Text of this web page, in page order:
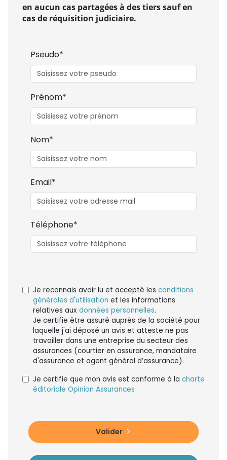
en aucun cas partagées à des tiers sauf en
cas de réquisition judiciaire.
Pseudo*
Prénom*
Nom*
Email*
Téléphone*
Je reconnais avoir lu et accepté les conditions
générales d'utilisation et les informations
relatives aux données personnelles.
Je certifie être assuré auprès de la société pour
laquelle j'ai déposé un avis et atteste ne pas
travailler dans une entreprise du secteur des
assurances (courtier en assurance, mandataire
d'assurance et agent général d’assurance).
Je certifie que mon avis est conforme à la charte
éditoriale Opinion Assurances
Valider